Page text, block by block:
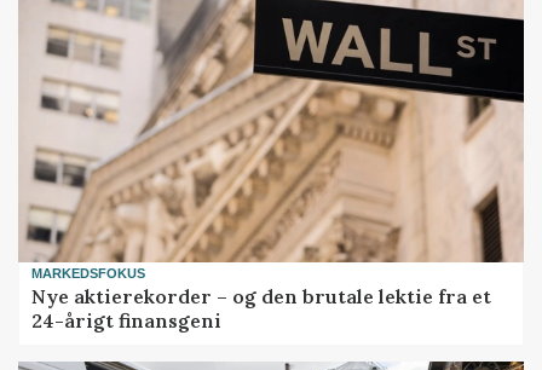
MARKEDSFOKUS
Nye aktierekorder – og den brutale lektie fra et
24-årigt finansgeni